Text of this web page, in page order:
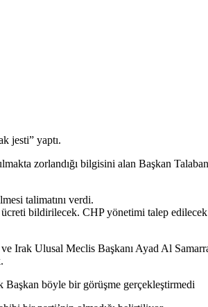
jesti” yaptı.
zorlandığı bilgisini alan Başkan
talimatını verdi.
bildirilecek. CHP yönetimi talep
Irak Ulusal Meclis Başkanı Ayad Al
Başkan böyle bir görüşme gerçekleştirmedi